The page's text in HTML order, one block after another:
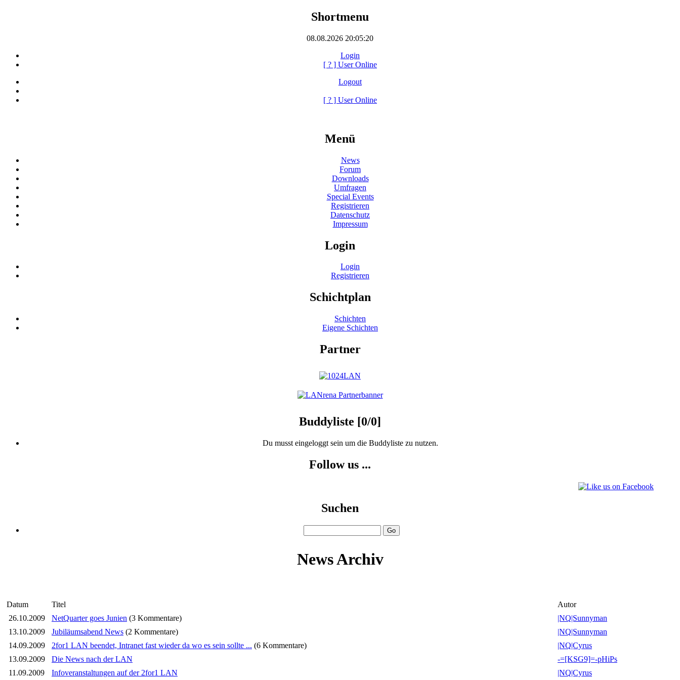
Shortmenu
08.08.2026 20:05:20
Login
[ ? ] User Online
Logout
[ ? ] User Online
Menü
News
Forum
Downloads
Umfragen
Special Events
Registrieren
Datenschutz
Impressum
Login
Login
Registrieren
Schichtplan
Schichten
Eigene Schichten
Partner
Buddyliste [0/0]
Du musst eingeloggt sein um die Buddyliste zu nutzen.
Follow us ...
Suchen
News Archiv
Datum Titel
Autor
26.10.2009
NetQuarter goes Junien (3 Kommentare)
|NQ|Sunnyman
13.10.2009
Jubiläumsabend News (2 Kommentare)
|NQ|Sunnyman
14.09.2009
2for1 LAN beendet, Intranet fast wieder da wo es sein sollte ... (6 Kommentare)
|NQ|Cyrus
13.09.2009
Die News nach der LAN
-=[KSG9]=-pHiPs
11.09.2009
Infoveranstaltungen auf der 2for1 LAN
|NQ|Cyrus